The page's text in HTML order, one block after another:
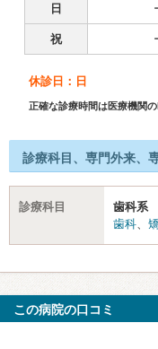
日
祝
休診日：日
正確な診療時間は医療機関
診療科目、専門外来、
診療科目
歯科系
歯科
この病院の口コミ